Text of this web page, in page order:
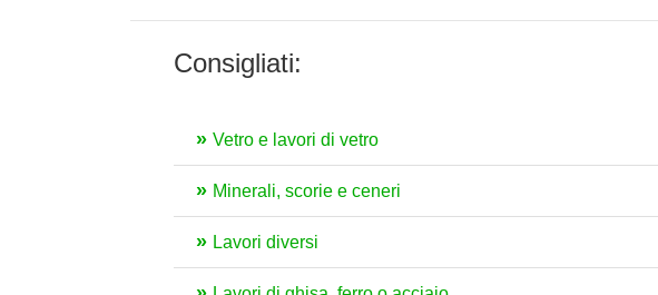
Consigliati:
Vetro e lavori di vetro
Minerali, scorie e ceneri
Lavori diversi